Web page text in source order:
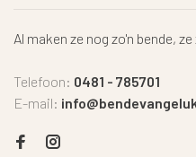
Al maken ze nog zo'n bende,
Telefoon: 0481 - 785701
E-mail: